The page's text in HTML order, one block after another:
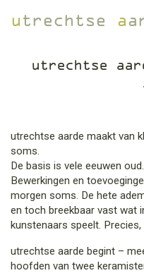
u trechtse a
utrechtse
utrechtse aarde maakt van
soms.
De basis is vele eeuwen oud.
Bewerkingen en
morgen soms. De hete
en toch breekbaar vast wat
kunstenaars speelt.
utrechtse aarde begint –
hoofden van twee